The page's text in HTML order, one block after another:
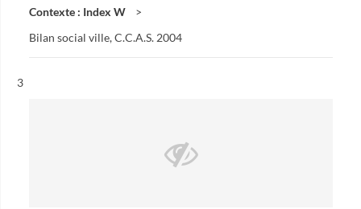
Contexte : Index W
Bilan social ville, C.C.A.S. 2004
Résultat n°
3